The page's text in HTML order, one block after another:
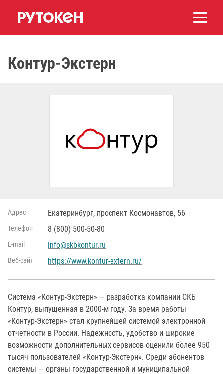
Контур-Экстерн
Адрес Екатеринбург, проспект Космонавтов, 56
Телефон 8 (800) 500-50-80
Е-mail info@skbkontur.ru
Веб-сайт https://www.kontur-extern.ru/
Система «Контур-Экстерн» — разработка компании СКБ
Контур, выпущенная в 2000-м году. За время работы
«Контур-Экстерн» стал крупнейшей системой электронной
отчетности в России. Надежность, удобство и широкие
возможности дополнительных сервисов оценили более 950
тысяч пользователей «Контур-Экстерн». Среди абонентов
системы — органы государственной и муниципальной